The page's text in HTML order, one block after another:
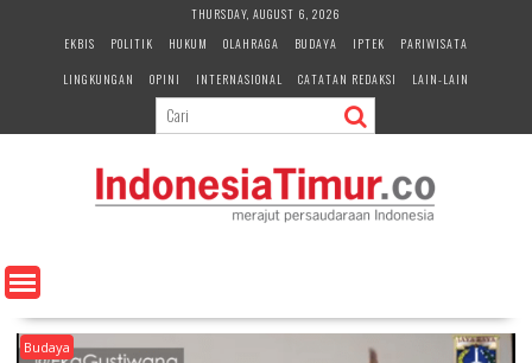
e
n
THURSDAY, AUGUST 6, 2026
EKBIS
POLITIK HUKUM OLAHRAGA BUDAYA IPTEK
PARIWISATA
LINGKUNGAN
OPINI INTERNASIONAL CATATAN REDAKSI LAIN-LAIN
Budaya